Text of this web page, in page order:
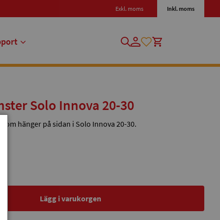
Exkl. moms Inkl. moms
Solo Innova 20-30
hänger på sidan i Solo Innova 20-30.
Lägg i varukorgen